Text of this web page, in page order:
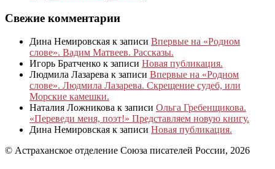
Свежие комментарии
Дина Немировская к записи Впервые на «Родном
слове». Вадим Матвеев. Рассказы.
Игорь Братченко к записи Новая публикация.
Людмила Лазарева к записи Впервые на «Родном
слове». Людмила Лазарева. Скрещение судеб, или
Морские камешки.
Наталия Ложникова к записи Ольга Гребенщикова.
«Переведи меня, поэт!» Представляем новую книгу.
Дина Немировская к записи Новая публикация.
© Астраханское отделение Союза писателей России, 2026